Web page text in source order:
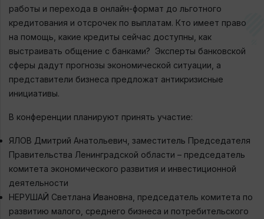
работы и перехода в онлайн-формат до льготного
кредитования и отсрочек по выплатам. Кто имеет право
на помощь, какие кредиты сейчас доступны, как
выстраивать общение с банками? Эксперты банковской
сферы дадут прогнозы экономической ситуации, а
представители бизнеса предложат антикризисные
инициативы.
В конференции планируют принять участие:
ЯЛОВ Дмитрий Анатольевич, заместитель Председателя
Правительства Ленинградской области – председатель
комитета экономического развития и инвестиционной
деятельности
НЕРУШАЙ Светлана Ивановна, председатель комитета по
развитию малого, среднего бизнеса и потребительского